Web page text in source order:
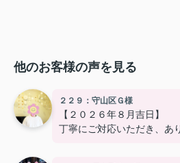
他のお客様の声を見る
２２９：守山区Ｇ様
【２０２６年８月吉日】
丁寧にご対応いただき、あ